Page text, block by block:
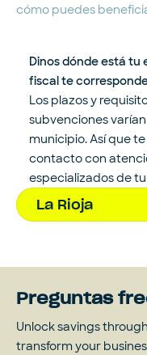
cómo puedes
Dinos dónde está tu
fiscal te
Los plazos y
subvenciones
municipio. Así que
contacto con
especializados de
La Rioja
Preguntas
Unlock savings
transform your